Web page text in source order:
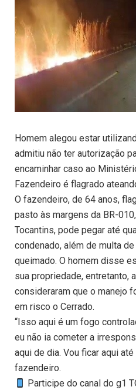
Homem alegou estar
admitiu não ter autorização
encaminhar caso ao
Fazendeiro é flagrado
O fazendeiro, de 64 anos,
pasto às margens da BR-
Tocantins, pode pegar até
condenado, além de multa
queimado. O homem disse
sua propriedade, entretanto,
consideraram que o manejo
em risco o Cerrado.
“Isso aqui é um fogo
eu não ia cometer a
aqui de dia. Vou ficar aqui até
fazendeiro.
Participe do canal do g1